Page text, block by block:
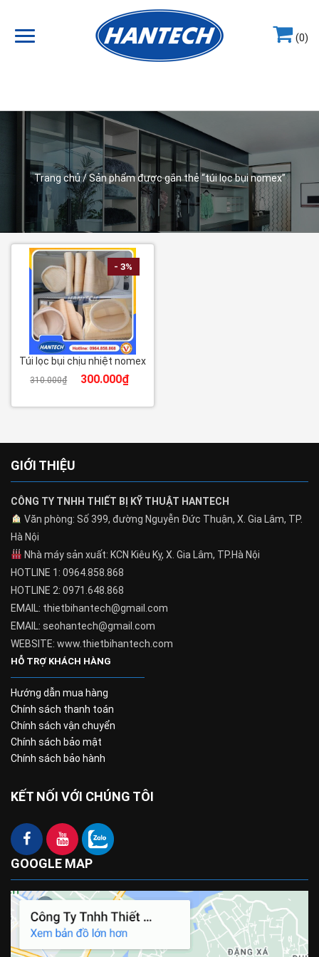
(0)
Trang chủ/ Sản phẩm được gắn thẻ “túi lọc bụi nomex”
Túi lọc bụi chịu nhiệt nomex
310.000₫ 300.000₫
- 3%
GIỚI THIỆU
CÔNG TY TNHH THIẾT BỊ KỸ THUẬT HANTECH
Văn phòng: Số 399, đường Nguyễn Đức Thuận, X. Gia Lâm, TP.
Hà Nội
Nhà máy sản xuất: KCN Kiêu Kỵ, X. Gia Lâm, TP.Hà Nội
HOTLINE 1: 0964.858.868
HOTLINE 2: 0971.648.868
EMAIL: thietbihantech@gmail.com
EMAIL: seohantech@gmail.com
WEBSITE: www.thietbihantech.com
HỖ TRỢ KHÁCH HÀNG
Hướng dẫn mua hàng
Chính sách thanh toán
Chính sách vận chuyển
Chính sách bảo mật
Chính sách bảo hành
KẾT NỐI VỚI CHÚNG TÔI
GOOGLE MAP